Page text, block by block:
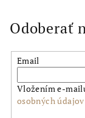
Odoberať
Email
Vložením e-
osobných údajov